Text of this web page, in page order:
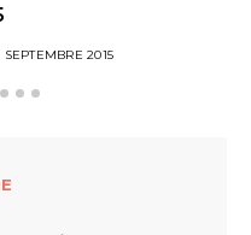
SEPTEMBRE 2015